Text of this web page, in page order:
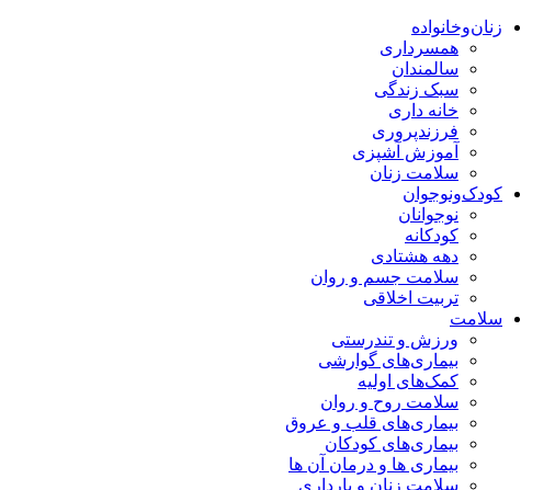
زنان‌وخانواده
همسرداری
سالمندان
سبک زندگی
خانه داری
فرزندپروری
آموزش آشپزی
سلامت زنان
کودک‌ونوجوان
نوجوانان
کودکانه
دهه هشتادی
سلامت جسم و روان
تربیت اخلاقی
سلامت
ورزش و تندرستی
بیماری‌های گوارشی
کمک‌های اولیه
سلامت روح و روان
بیماری‌های قلب و عروق
بیماری‌های کودکان
بیماری ها و درمان آن ها
سلامت زنان و بارداری